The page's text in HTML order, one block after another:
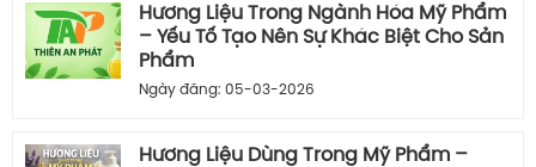
Hương Liệu Trong Ngành Hóa Mỹ Phẩm
– Yếu Tố Tạo Nên Sự Khác Biệt Cho Sản
Phẩm
Ngày đăng: 05-03-2026
Hương Liệu Dùng Trong Mỹ Phẩm –